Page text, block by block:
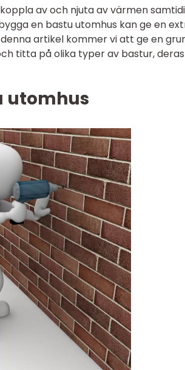
av och njuta av värmen
en bastu utomhus kan ge en
artikel kommer vi att ge en
titta på olika typer av bastur, deras
utomhus